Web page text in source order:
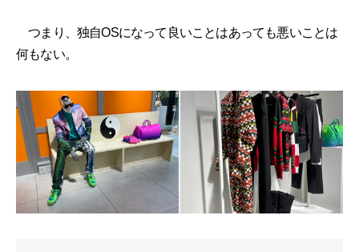
つまり、独自OSになって良いことはあっても悪いことは
何もない。